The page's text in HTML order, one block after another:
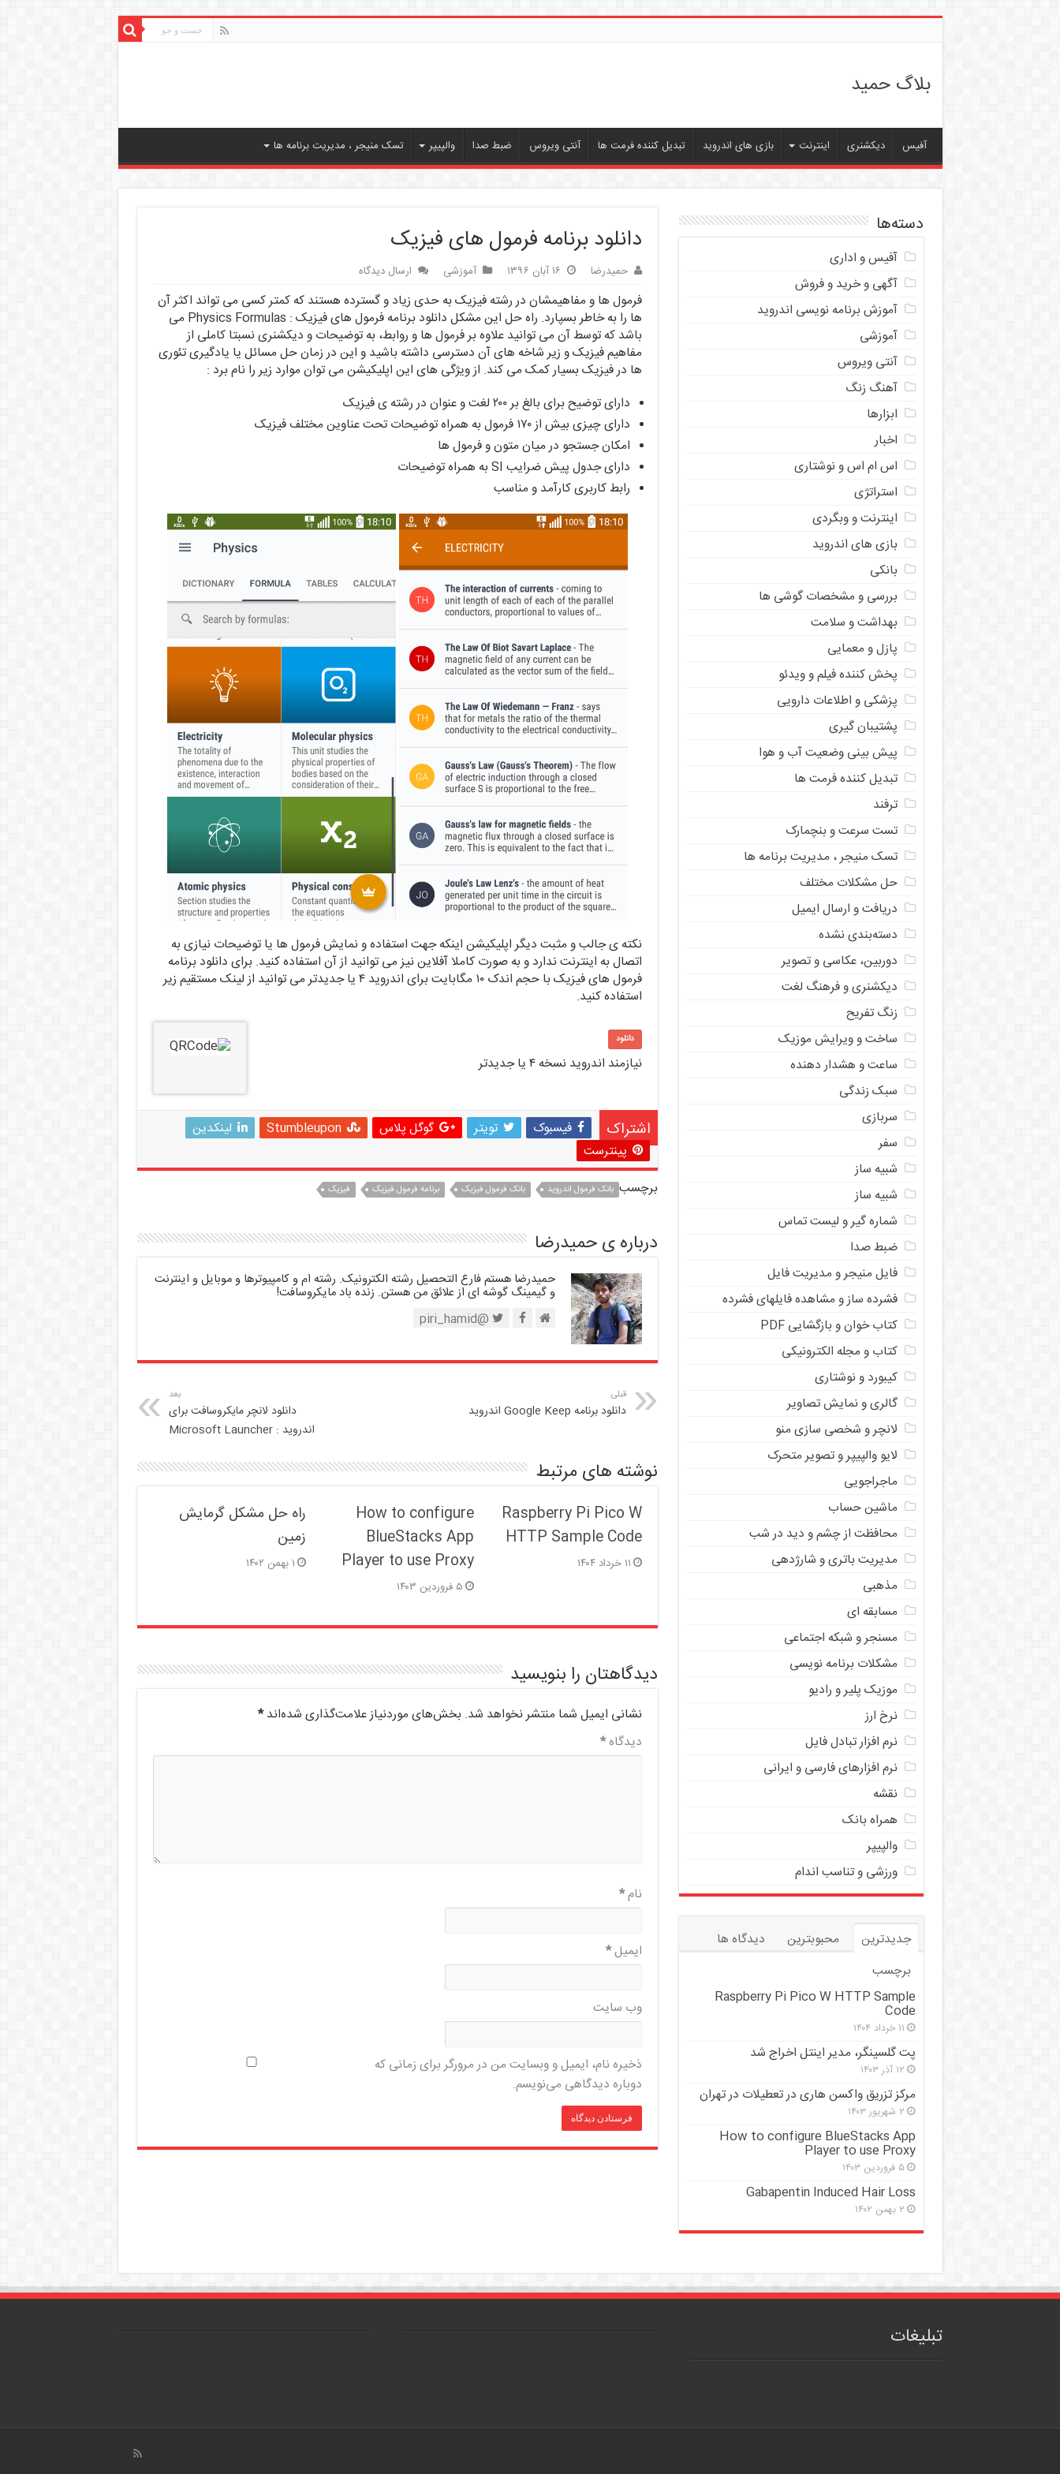
بلاگ حمید
آفیس دیکشنری اینترنت بازی های اندروید تبدیل کننده فرمت ها آنتی ویروس ضبط صدا والپیپر تسک منیجر ، مدیریت برنامه ها
دانلود برنامه فرمول های فیزیک
حمیدرضا ۱۶ آبان ۱۳۹۶ آموزشی ارسال دیدگاه
فرمول ها و مفاهیمشان در رشته فیزیک به حدی زیاد و گسترده هستند که کمتر کسی می تواند اکثر آن
ها را به خاطر بسپارد. راه حل این مشکل دانلود برنامه فرمول های فیزیک : Physics Formulas می
باشد که توسط آن می توانید علاوه بر فرمول ها و روابط، به توضیحات و دیکشنری نسبتا کاملی از
مفاهیم فیزیک و زیر شاخه های آن دسترسی داشته باشید و این در زمان حل مسائل یا یادگیری تئوری
ها در فیزیک بسیار کمک می کند. از ویژگی های این اپلیکیشن می توان موارد زیر را نام برد :
دارای توضیح برای بالغ بر ۲۰۰ لغت و عنوان در رشته ی فیزیک
دارای چیزی بیش از ۱۷۰ فرمول به همراه توضیحات تحت عناوین مختلف فیزیک
امکان جستجو در میان متون و فرمول ها
دارای جدول پیش ضرایب SI به همراه توضیحات
رابط کاربری کارآمد و مناسب
نکته ی جالب و مثبت دیگر اپلیکیشن اینکه جهت استفاده و نمایش فرمول ها یا توضیحات نیازی به
اتصال به اینترنت ندارد و به صورت کاملا آفلاین نیز می توانید از آن استفاده کنید. برای دانلود برنامه
فرمول های فیزیک با حجم اندک ۱۰ مگابایت برای اندروید ۴ یا جدیدتر می توانید از لینک مستقیم زیر
استفاده کنید.
دانلود
نیازمند اندروید نسخه ۴ یا جدیدتر
اشتراک فیسبوک تویتر گوگل پلاس Stumbleupon
لینکدین
پینترست
برچسب بانک فرمول اندروید بانک فرمول فیزیک برنامه فرمول فیزیک فیزیک
درباره ی حمیدرضا
حمیدرضا هستم فارغ التحصیل رشته الکترونیک. رشته ام و کامپیوترها و موبایل و اینترنت
و گیمینگ گوشه ای از علائق من هستن. زنده باد مایکروسافت!
@piri_hamid
قبلی
دانلود برنامه Google Keep اندروید
بعد
دانلود لانچر مایکروسافت برای
اندروید : Microsoft Launcher
نوشته های مرتبط
Raspberry Pi Pico W
HTTP Sample Code
۱۱ خرداد ۱۴۰۴
How to configure
BlueStacks App
Player to use Proxy
۵ فروردین ۱۴۰۳
راه حل مشکل گرمایش
زمین
۱ بهمن ۱۴۰۲
دیدگاهتان را بنویسید
نشانی ایمیل شما منتشر نخواهد شد. بخش‌های موردنیاز علامت‌گذاری شده‌اند*
دیدگاه*
نام*
ایمیل*
وب‌ سایت
ذخیره نام، ایمیل و وبسایت من در مرورگر برای زمانی که
دوباره دیدگاهی می‌نویسم.
دسته‌ها
آفیس و اداری
آگهی و خرید و فروش
آموزش برنامه نویسی اندروید
آموزشی
آنتی ویروس
آهنگ زنگ
ابزارها
اخبار
اس ام اس و نوشتاری
استراتژی
اینترنت و وبگردی
بازی های اندروید
بانکی
بررسی و مشخصات گوشی ها
بهداشت و سلامت
پازل و معمایی
پخش کننده فیلم و ویدئو
پزشکی و اطلاعات دارویی
پشتیبان گیری
پیش بینی وضعیت آب و هوا
تبدیل کننده فرمت ها
ترفند
تست سرعت و بنچمارک
تسک منیجر ، مدیریت برنامه ها
حل مشکلات مختلف
دریافت و ارسال ایمیل
دسته‌بندی نشده
دوربین، عکاسی و تصویر
دیکشنری و فرهنگ لغت
زنگ تفریح
ساخت و ویرایش موزیک
ساعت و هشدار دهنده
سبک زندگی
سربازی
سفر
شبیه ساز
شبیه ساز
شماره گیر و لیست تماس
ضبط صدا
فایل منیجر و مدیریت فایل
فشرده ساز و مشاهده فایلهای فشرده
کتاب خوان و بازگشایی PDF
کتاب و مجله الکترونیکی
کیبورد و نوشتاری
گالری و نمایش تصاویر
لانچر و شخصی سازی منو
لایو والپیپر و تصویر متحرک
ماجراجویی
ماشین حساب
محافظت از چشم و دید در شب
مدیریت باتری و شارژدهی
مذهبی
مسابقه ای
مسنجر و شبکه اجتماعی
مشکلات برنامه نویسی
موزیک پلیر و رادیو
نرخ ارز
ﻧﺮﻡ ﺍﻓﺰﺍﺭ ﺗﺒﺎﺩﻝ ﻓﺎﻳﻞ
نرم افزارهای فارسی و ایرانی
نقشه
همراه بانک
والپیپر
ورزشی و تناسب اندام
جدیدترین محبوبترین
دیدگاه ها
برچسب
Raspberry Pi Pico W HTTP Sample
Code
۱۱ خرداد ۱۴۰۴
پت گلسینگر، مدیر اینتل اخراج شد
۱۲ آذر ۱۴۰۳
مرکز تزریق واکسن هاری در تعطیلات در تهران
۲ شهریور ۱۴۰۳
How to configure BlueStacks App
Player to use Proxy
۵ فروردین ۱۴۰۳
Gabapentin Induced Hair Loss
۲ بهمن ۱۴۰۲
تبلیغات